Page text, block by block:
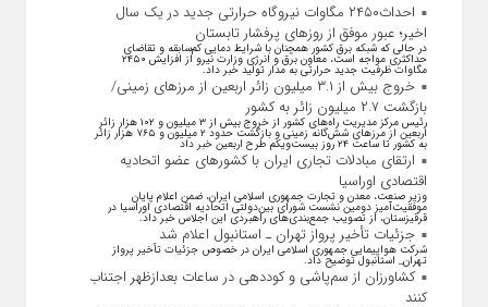
احداث۲۴۵۰ مگاوات نیروگاه حرارتی جدید در یک سال
اخیر؛ عبور موفق از روز‌های پرفشار تابستان
در حالی که شبکه برق کشور همچنان با شرایط دمایی کم‌سابقه و تقاضای
حداکثری مواجه است، معاون برق و انرژی وزارت نیرو از افزایش ۲۴۵۰
مگاوات ظرفیت جدید حرارتی به مدار تولید خبر داد.
خروج بیش از ۳.۱ میلیون زائر اربعین از مرزهای زمینی/
بازگشت ۲.۷ میلیون زائر به کشور
رئیس مرکز مدیریت راه‌های کشور از خروج بیش از ۳ میلیون و ۱۰۲ هزار زائر
اربعین از مرزهای شش‌گانه زمینی و بازگشت حدود ۲ میلیون و ۷۶۵ هزار زائر
به کشور تا ساعت ۲۴ روز بیست‌ویکم طرح اربعین خبر داد
ارتقای مبادلات تجاری ایران با کشور‌های عضو اتحادیه
اقتصادی اوراسیا
وزیر صنعت، معدن و تجارت جمهوری اسلامی ایران، ضمن اعلام پایان
موفقیت‌آمیز دومین نشست شورای بین‌دولتی اتحادیه اقتصادی اوراسیا در
قرقیزستان، از تصویب جمع‌بندی‌های راهبردی این اجلاس خبر داد.
جزئیات تأخیر پرواز تهران ـ استانبول اعلام شد
شرکت هواپیمایی جمهوری اسلامی ایران در خصوص جزئیات تأخیر پرواز
تهران_ استانبول توضیح داد.
کشاورزان از سم‌پاشی و کوددهی در ساعات بعدازظهر اجتناب
کنند